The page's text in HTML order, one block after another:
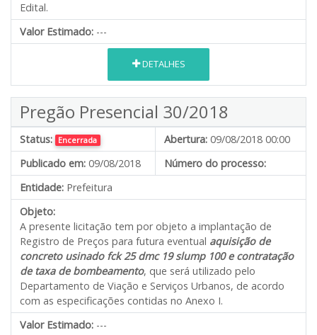
Edital.
Valor Estimado: ---
DETALHES
Pregão Presencial 30/2018
Status: Encerrada Abertura: 09/08/2018 00:00
Publicado em: 09/08/2018
Número do processo:
Entidade: Prefeitura
Objeto:
A presente licitação tem por objeto a implantação de
Registro de Preços para futura eventual aquisição de
concreto usinado fck 25 dmc 19 slump 100 e contratação
de taxa de bombeamento, que será utilizado pelo
Departamento de Viação e Serviços Urbanos, de acordo
com as especificações contidas no Anexo I.
Valor Estimado: ---